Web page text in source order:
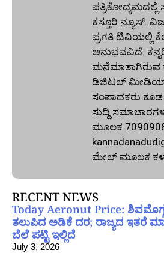
ಪತ್ರಿಕೋದ್ಯಮದಲ್ಲಿ
ಕಸ್ತೂರಿ ನ್ಯೂಸ್‌.
ಪ್ರಗತಿ ಟಿವಿಯಲ್ಲಿ
ಅನುಭವವಿದೆ.
ಮನೆಮಾತಾಗಿರುವ
ಡಿಜಿಟಲ್‌
ಸಂಪಾದಕರು
ಸುದ್ದಿ
ಮೂಲಕ
ಮೇಲ್‌ ಮೂಲಕ
RECENT NEWS
Today Aeronut Price:
ತಲುಪಿದ ಅಡಿಕೆ ದರ; ರಾಜ್ಯದ ಇತರೆ
ಬೆಲೆ ಪಟ್ಟಿ ಇಲ್ಲಿದೆ
July 3, 2026